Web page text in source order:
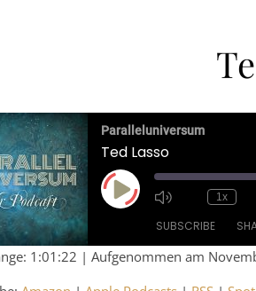
Paralleluniversum
Ted Lasso
Play Episode 1x
SUBSCRIBE
1:01:22 | Aufgenommen am